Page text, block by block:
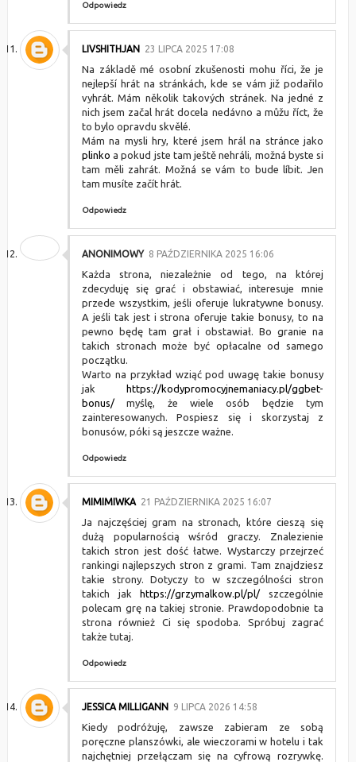
Odpowiedz
LIVSHITHJAN 23 LIPCA 2025 17:08
Na základě mé osobní zkušenosti mohu říci, že je
nejlepší hrát na stránkách, kde se vám již podařilo
vyhrát. Mám několik takových stránek. Na jedné z
nich jsem začal hrát docela nedávno a můžu říct, že
to bylo opravdu skvělé.
Mám na mysli hry, které jsem hrál na stránce jako
plinko a pokud jste tam ještě nehráli, možná byste si
tam měli zahrát. Možná se vám to bude líbit. Jen
tam musíte začít hrát.
Odpowiedz
ANONIMOWY 8 PAŹDZIERNIKA 2025 16:06
Każda strona, niezależnie od tego, na której
zdecyduję się grać i obstawiać, interesuje mnie
przede wszystkim, jeśli oferuje lukratywne bonusy.
A jeśli tak jest i strona oferuje takie bonusy, to na
pewno będę tam grał i obstawiał. Bo granie na
takich stronach może być opłacalne od samego
początku.
Warto na przykład wziąć pod uwagę takie bonusy
jak
https://kodypromocyjnemaniacy.pl/ggbet-
bonus/myślę, że wiele osób będzie tym
zainteresowanych. Pospiesz się i skorzystaj z
bonusów, póki są jeszcze ważne.
Odpowiedz
MIMIMIWKA 21 PAŹDZIERNIKA 2025 16:07
Ja najczęściej gram na stronach, które cieszą się
dużą popularnością wśród graczy. Znalezienie
takich stron jest dość łatwe. Wystarczy przejrzeć
rankingi najlepszych stron z grami. Tam znajdziesz
takie strony. Dotyczy to w szczególności stron
takich jak
https://grzymalkow.pl/pl/ szczególnie
polecam grę na takiej stronie. Prawdopodobnie ta
strona również Ci się spodoba. Spróbuj zagrać
także tutaj.
Odpowiedz
JESSICA MILLIGANN 9 LIPCA 2026 14:58
Kiedy podróżuję, zawsze zabieram ze sobą
poręczne planszówki, ale wieczorami w hotelu i tak
najchętniej przełączam się na cyfrową rozrywkę.